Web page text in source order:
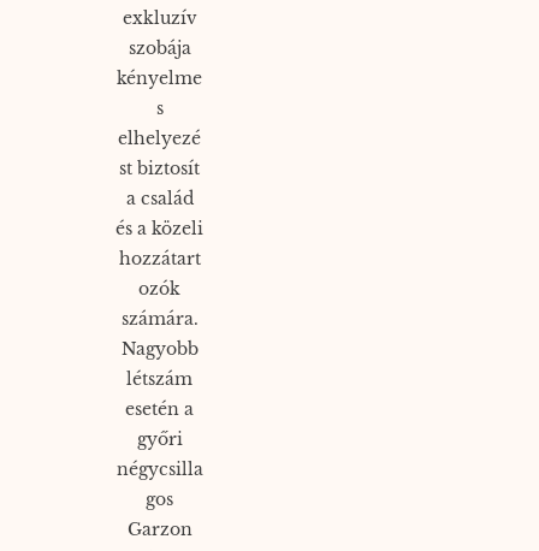
exkluzív
szobája
kényelme
s
elhelyezé
st biztosít
a család
és a közeli
hozzátart
ozók
számára.
Nagyobb
létszám
esetén a
győri
négycsilla
gos
Garzon